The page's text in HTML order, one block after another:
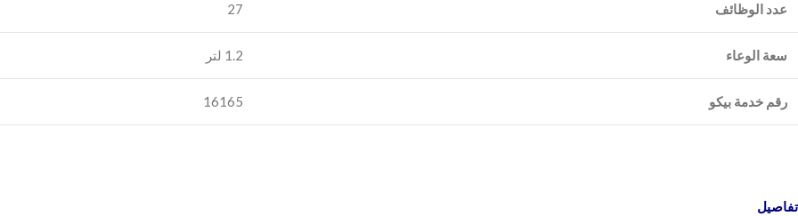
عدد الوظائف 27
سعة الوعاء 1.2 لتر
رقم خدمة بيكو 16165
تفاصيل